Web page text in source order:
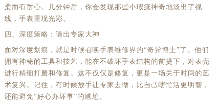
柔而有耐心。几分钟后，你会发现那些小瑕疵神奇地淡出了视
线，手表重现光彩。
四、深度策略：请出专家大神
面对深度划痕，就是时候召唤手表维修界的“奇异博士”了。他们
拥有神秘的工具和技艺，能在不破坏手表结构的前提下，对表壳
进行精细打磨和修复。这不仅仅是修复，更是一场关于时间的艺
术复兴。记住，有时候放手让专家去做，比自己瞎忙活更明智，
还能避免“好心办坏事”的尴尬。